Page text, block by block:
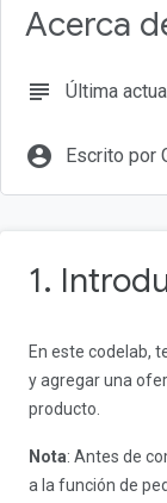
Acerca
subject Última
account_circle Escrito por
1.
En este codelab,
y agregar una
producto.
Nota: Antes de
a la función de